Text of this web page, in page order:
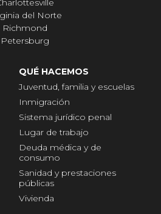
del Norte
Richmond
Petersburg
QUÉ HACEMOS
Juventud, familia y escuelas
Inmigración
Sistema jurídico penal
Lugar de trabajo
Deuda médica y de
consumo
Sanidad y prestaciones
públicas
Vivienda